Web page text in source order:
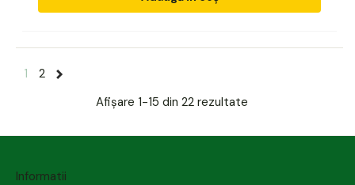
1
2
Afișare 1-15 din 22 rezultate
Informatii